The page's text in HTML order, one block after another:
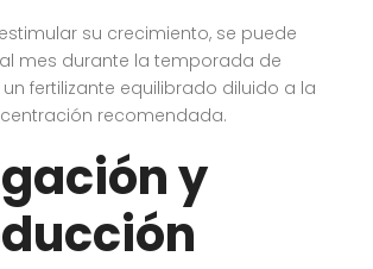
su crecimiento, se puede
mes durante la temporada de
fertilizante equilibrado diluido a la
recomendada.
y